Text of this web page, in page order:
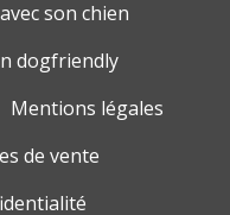
son chien
dogfriendly
Mentions légales
de vente